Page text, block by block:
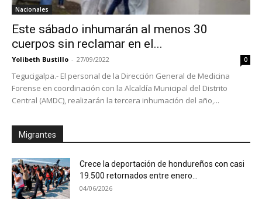
Nacionales
Este sábado inhumarán al menos 30
cuerpos sin reclamar en el...
Yolibeth Bustillo - 27/09/2022 0
Tegucigalpa.- El personal de la Dirección General de Medicina
Forense en coordinación con la Alcaldía Municipal del Distrito
Central (AMDC), realizarán la tercera inhumación del año,...
Migrantes
Crece la deportación de hondureños con casi
19.500 retornados entre enero...
04/06/2026